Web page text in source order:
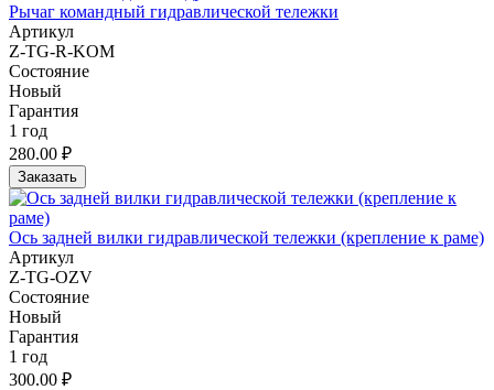
Рычаг командный гидравлической тележки
Артикул
Z-TG-R-KOM
Состояние
Новый
Гарантия
1 год
280.00 ₽
Заказать
Ось задней вилки гидравлической тележки (крепление к раме)
Артикул
Z-TG-OZV
Состояние
Новый
Гарантия
1 год
300.00 ₽